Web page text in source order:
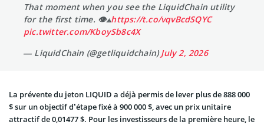
That moment when you see the LiquidChain utility
for the first time. 👁⟁https://t.co/vqvBcdSQYC
pic.twitter.com/KboySb8c4X
— LiquidChain (@getliquidchain)July 2, 2026
La prévente du jeton LIQUID a déjà permis de lever plus de 888 000
$ sur un objectif d’étape fixé à 900 000 $, avec un prix unitaire
attractif de 0,01477 $. Pour les investisseurs de la première heure, le